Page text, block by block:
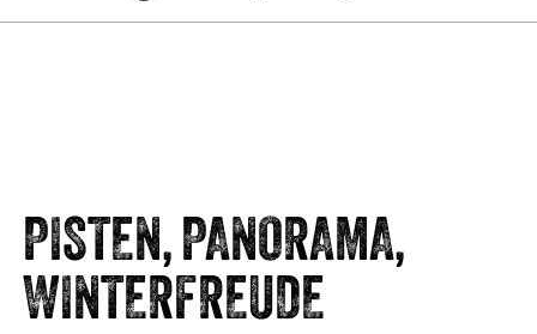
PISTEN, PANORAMA,
WINTERFREUDE